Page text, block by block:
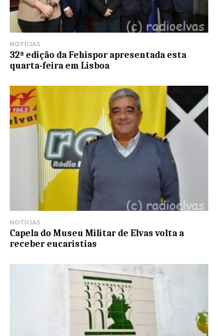
NOTÍCIAS
32ª edição da Fehispor apresentada esta
quarta-feira em Lisboa
NOTÍCIAS
Capela do Museu Militar de Elvas volta a
receber eucaristias